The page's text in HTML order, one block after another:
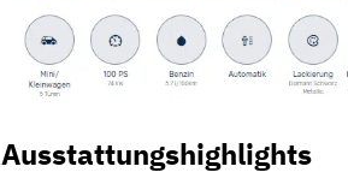
Ausstattungshighlights